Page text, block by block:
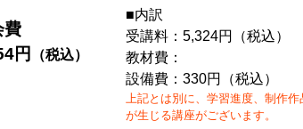
費
円
（税込）
■内訳
受講料：5,324円（税込）
教材費：
設備費：330円（税込）
上記とは別に、学習進度、制作
が生じる講座がございます。